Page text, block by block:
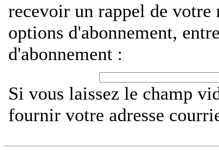
recevoir un rappel de
options d'abonnement,
d'abonnement :
Si vous laissez le champ
fournir votre adresse